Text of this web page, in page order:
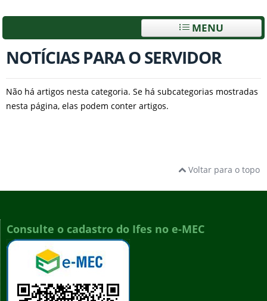
MENU
NOTÍCIAS PARA O SERVIDOR
Não há artigos nesta categoria. Se há subcategorias mostradas
nesta página, elas podem conter artigos.
Voltar para o topo
Consulte o cadastro do Ifes no e-MEC